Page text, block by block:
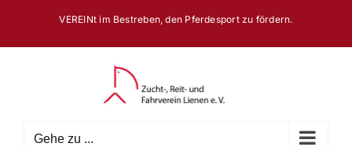
springen
VEREINt im Bestreben, den Pferdesport zu fördern.
Gehe zu ...